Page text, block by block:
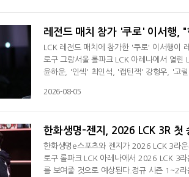
레전드 매치 참가 '쿠로' 이서행,
LCK 레전드 매치에 참가한 '쿠로' 이서행이
로구 그랑서울 롤파크 LCK 아레나에서 열
윤하운, '인섹' 최인석, '캡틴잭' 강형우, '고
다. 이서행은 "오랜만에 옛날에 같이 뛰었던
2026-08-05
한화생명-젠지, 2026 LCK 3R 첫
한화생명e스포츠와 젠지가 2026 LCK 3라
로구 롤파크 LCK 아레나에서 2026 LCK 3
를 보여줄 것으로 예상된다.정규 시즌 1~2